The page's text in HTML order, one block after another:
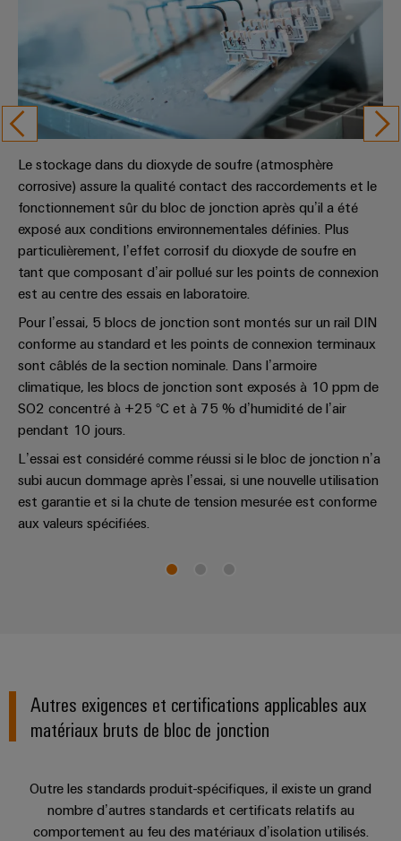
Le stockage dans du dioxyde de soufre (atmosphère
corrosive) assure la qualité contact des raccordements et le
fonctionnement sûr du bloc de jonction après qu’il a été
exposé aux conditions environnementales définies. Plus
particulièrement, l’effet corrosif du dioxyde de soufre en
tant que composant d’air pollué sur les points de connexion
est au centre des essais en laboratoire.
Pour l’essai, 5 blocs de jonction sont montés sur un rail DIN
conforme au standard et les points de connexion terminaux
sont câblés de la section nominale. Dans l’armoire
climatique, les blocs de jonction sont exposés à 10 ppm de
SO2 concentré à +25 °C et à 75 % d’humidité de l’air
pendant 10 jours.
L’essai est considéré comme réussi si le bloc de jonction n’a
subi aucun dommage après l’essai, si une nouvelle utilisation
est garantie et si la chute de tension mesurée est conforme
aux valeurs spécifiées.
Autres exigences et certifications applicables aux
matériaux bruts de bloc de jonction
Outre les standards produit-spécifiques, il existe un grand
nombre d’autres standards et certificats relatifs au
comportement au feu des matériaux d’isolation utilisés.